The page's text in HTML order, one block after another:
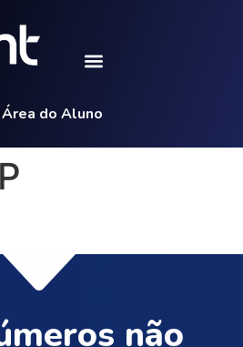
Área do Aluno
não